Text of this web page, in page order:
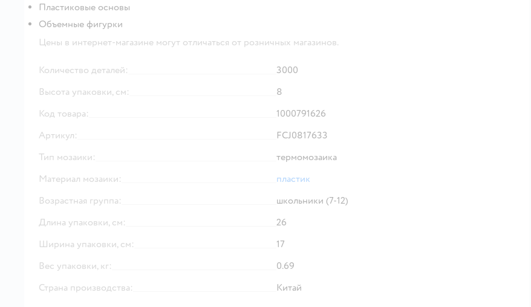
Пластиковые основы
Объемные фигурки
Цены в интернет-магазине могут отличаться от розничных магазинов.
Количество деталей:
3000
Высота упаковки, см:
8
Код товара:
1000791626
Артикул:
FCJ0817633
Тип мозаики:
термомозаика
Материал мозаики:
пластик
Возрастная группа:
школьники (7-12)
Длина упаковки, см:
26
Ширина упаковки, см:
17
Вес упаковки, кг:
0.69
Страна производства:
Китай